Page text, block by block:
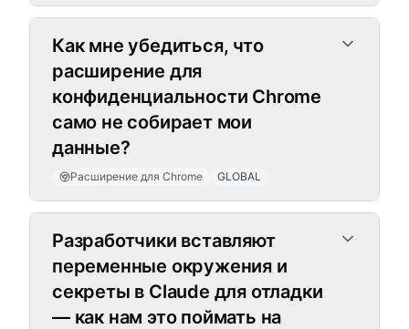
Как мне убедиться, что
расширение для
конфиденциальности Chrome
само не собирает мои
данные?
Расширение для Chrome GLOBAL
Разработчики вставляют
переменные окружения и
секреты в Claude для отладки
— как нам это поймать на